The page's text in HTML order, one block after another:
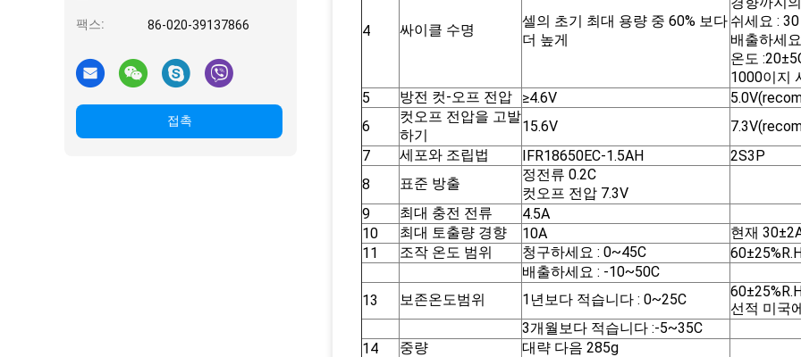
팩스: 86-020-39137866
접촉
4 싸이클 수명
셀의 초기 최대 용량 중 60% 보다
더 높게
쉬세요 :
배출하세
온도
1000이지
5
방전 컷-오프 전압 ≥4.6V
6
컷오프 전압을 고발
하기
15.6V
7
세포와 조립법 IFR18650EC-1.5AH
2S3P
8
표준 방출
정전류 0.2C
컷오프 전압 7.3V
9
최대 충전 전류
4.5A
10
최대 토출량 경향 10A
현재
11
조작 온도 범위 청구하세요 : 0~45C
배출하세요 : -10~50C
13
보존온도범위 1년보다 적습니다 : 0~25C
선적 미국
3개월보다 적습니다 :-5~35C
14
중량 대략 다음 285g